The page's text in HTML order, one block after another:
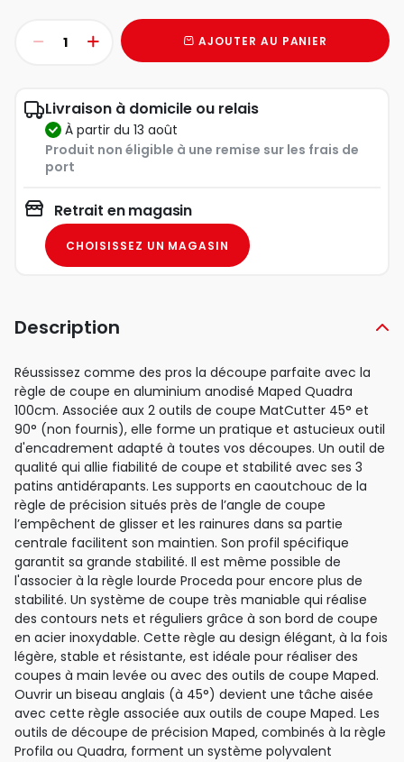
AJOUTER AU PANIER
Livraison à domicile ou relais
à partir du 13 août
Produit non éligible à une remise sur les frais de
port
Retrait en magasin
CHOISISSEZ UN MAGASIN
Description
Réussissez comme des pros la découpe parfaite avec la
règle de coupe en aluminium anodisé Maped Quadra
100cm. Associée aux 2 outils de coupe MatCutter 45° et
90° (non fournis), elle forme un pratique et astucieux outil
d'encadrement adapté à toutes vos découpes. Un outil de
qualité qui allie fiabilité de coupe et stabilité avec ses 3
patins antidérapants. Les supports en caoutchouc de la
règle de précision situés près de l’angle de coupe
l’empêchent de glisser et les rainures dans sa partie
centrale facilitent son maintien. Son profil spécifique
garantit sa grande stabilité. Il est même possible de
l'associer à la règle lourde Proceda pour encore plus de
stabilité. Un système de coupe très maniable qui réalise
des contours nets et réguliers grâce à son bord de coupe
en acier inoxydable. Cette règle au design élégant, à la fois
légère, stable et résistante, est idéale pour réaliser des
coupes à main levée ou avec des outils de coupe Maped.
Ouvrir un biseau anglais (à 45°) devient une tâche aisée
avec cette règle associée aux outils de coupe Maped. Les
outils de découpe de précision Maped, combinés à la règle
Profila ou Quadra, forment un système polyvalent